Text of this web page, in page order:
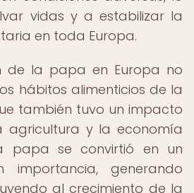
vidas y a estabilizar la
en toda Europa.
de la papa en Europa no
hábitos alimenticios de la
también tuvo un impacto
agricultura y la economía
papa se convirtió en un
generando
al crecimiento de la